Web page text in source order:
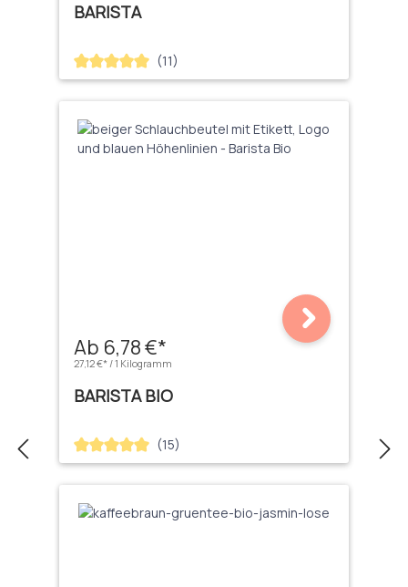
BARISTA
Durchschnittliche Bewertung von 5 von 5 Sternen
(11)
Ab 6,78 €*
27,12 €* / 1 Kilogramm
BARISTA BIO
Durchschnittliche Bewertung von 5 von 5 Sternen
(15)